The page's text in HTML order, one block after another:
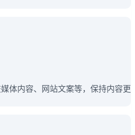
体内容、网站文案等，保持内容更